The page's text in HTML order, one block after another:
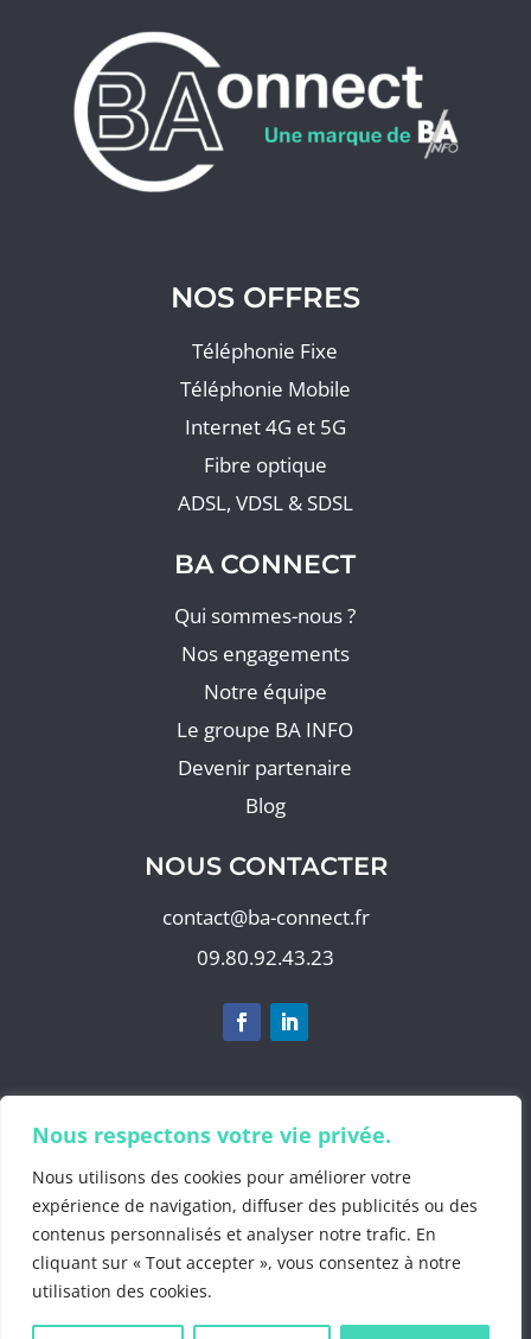
Nous respectons votre vie privée.
Nous utilisons des cookies pour améliorer votre
expérience de navigation, diffuser des publicités ou des
contenus personnalisés et analyser notre trafic. En
cliquant sur « Tout accepter », vous consentez à notre
utilisation des cookies.
NOS OFFRES
Téléphonie Fixe
Téléphonie Mobile
Internet 4G et 5G
Fibre optique
ADSL, VDSL & SDSL
BA CONNECT
Qui sommes-nous ?
Nos engagements
Notre équipe
Le groupe BA INFO
Devenir partenaire
Blog
NOUS CONTACTER
contact@ba-connect.fr
09.80.92.43.23
S'abonner à notre newsletter
©2025 by
BA Info